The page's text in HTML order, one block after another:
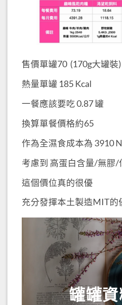
售價單罐70 (170g大罐裝)
熱量單罐 185 Kcal
一餐應該要吃 0.87 罐
換算單餐價格約65
作為全濕食成本為 3910
考慮到 高蛋白含量/無膠/
這個價位真的很優
充分發揮本土製造MIT的
罐罐